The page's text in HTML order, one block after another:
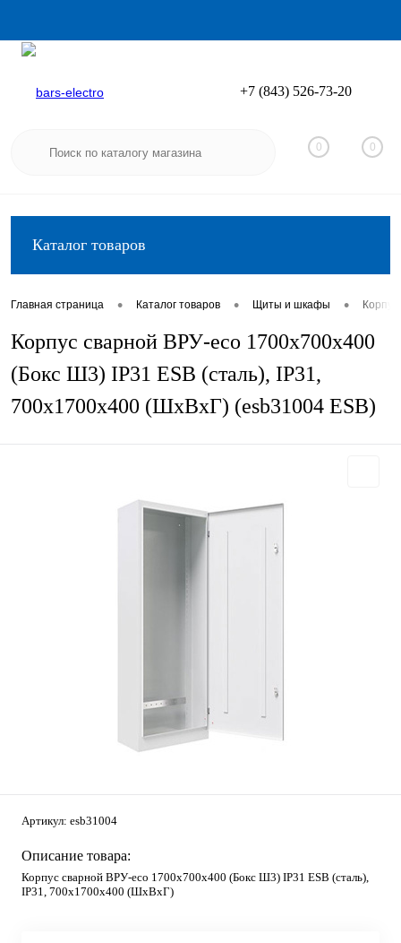
Вход
+7 (843) 526-73-20
0 0
Каталог товаров
Главная страница • Каталог товаров • Щиты и шкафы •
Корпус сварной ВРУ-eco 1700х700х400
(Бокс Ш3) IP31 ESB (сталь), IP31,
700х1700х400 (ШхВхГ) (esb31004 ESB)
Артикул: esb31004
Описание товара:
Корпус сварной ВРУ-eco 1700х700х400 (Бокс Ш3) IP31 ESB (сталь),
IP31, 700х1700х400 (ШхВхГ)